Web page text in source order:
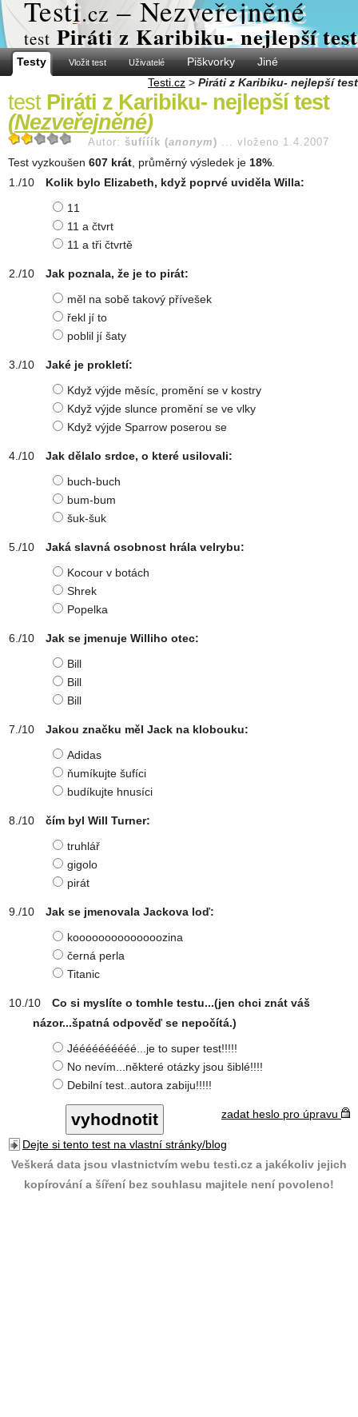
Testi.cz – Nezveřejněné
test Piráti z Karibiku- nejlepší test
Testy Vložit test Uživatelé Piškvorky
Jiné
Testi.cz > Piráti z Karibiku- nejlepší test
test Piráti z Karibiku- nejlepší test
(Nezveřejněné)
Autor: šufííík (anonym ) ... vloženo 1.4.2007
Test vyzkoušen 607 krát , průměrný výsledek je 18%
Kolik bylo Elizabeth, když poprvé uviděla Willa:
11
11 a čtvrt
11 a tři čtvrtě
Jak poznala, že je to pirát:
měl na sobě takový přívešek
řekl jí to
poblil jí šaty
Jaké je prokletí:
Když výjde měsíc, promění se v kostry
Když výjde slunce promění se ve vlky
Když výjde Sparrow poserou se
Jak dělalo srdce, o které usilovali:
buch-buch
bum-bum
šuk-šuk
Jaká slavná osobnost hrála velrybu:
Kocour v botách
Shrek
Popelka
Jak se jmenuje Williho otec:
Bill
Bill
Bill
Jakou značku měl Jack na klobouku:
Adidas
ňumíkujte šufíci
budíkujte hnusíci
čím byl Will Turner:
truhlář
gigolo
pirát
Jak se jmenovala Jackova loď:
koooooooooooooozina
černá perla
Titanic
Co si myslíte o tomhle testu...(jen chci znát váš
názor...špatná odpověď se nepočítá.)
Jéééééééééé...je to super test!!!!!
No nevím...některé otázky jsou šiblé!!!!
Debilní test..autora zabiju!!!!!
zadat heslo pro úpravu
Dejte si tento test na vlastní stránky/blog
Veškerá data jsou vlastnictvím webu testi.cz a jakékoliv jejich
kopírování a šíření bez souhlasu majitele není povoleno!